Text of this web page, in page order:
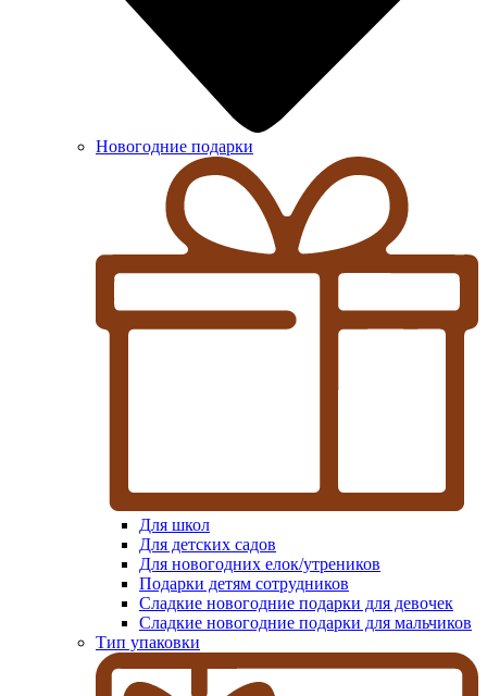
Новогодние подарки
Для школ
Для детских садов
Для новогодних елок/утреников
Подарки детям сотрудников
Сладкие новогодние подарки для девочек
Сладкие новогодние подарки для мальчиков
Тип упаковки